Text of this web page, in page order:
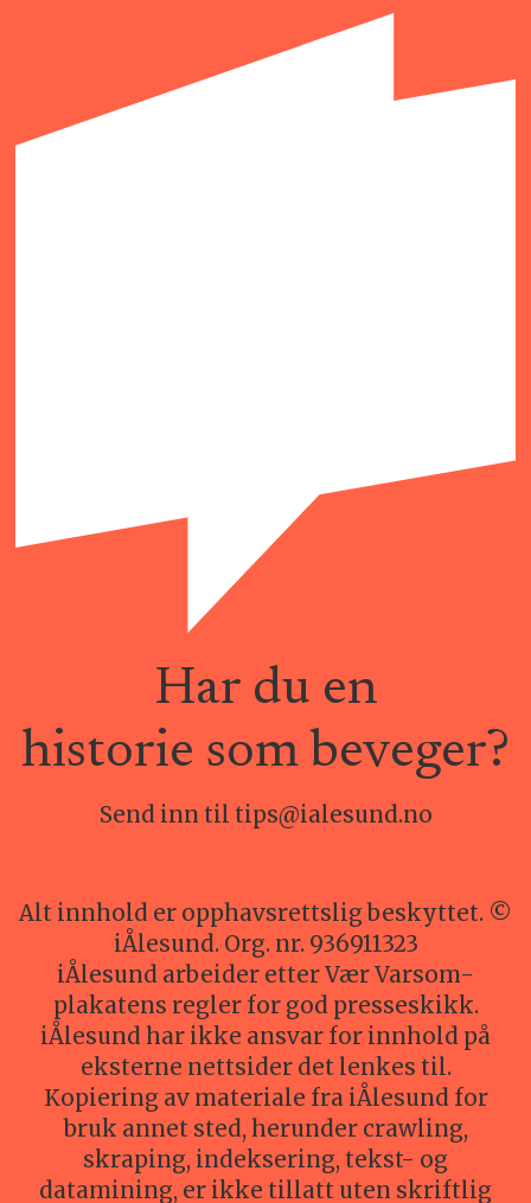
Har du en
historie som beveger?
Send inn til tips@ialesund.no
Alt innhold er opphavsrettslig beskyttet. ©
iÅlesund. Org. nr. 936911323
iÅlesund arbeider etter Vær Varsom-
plakatens regler for god presseskikk.
iÅlesund har ikke ansvar for innhold på
eksterne nettsider det lenkes til.
Kopiering av materiale fra iÅlesund for
bruk annet sted, herunder crawling,
skraping, indeksering, tekst- og
datamining, er ikke tillatt uten skriftlig